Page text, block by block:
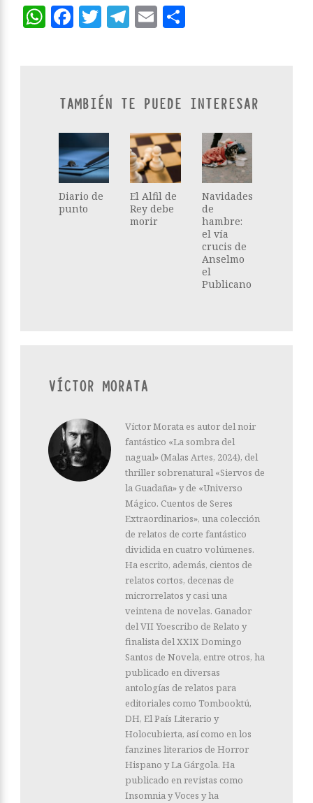
WhatsApp
Facebook
Twitter
Telegram
Email
TAMBIÉN TE PUEDE INTERESAR
Diario de
punto
El Alfil de
Rey debe
morir
Navidades
de
hambre:
el vía
crucis de
Anselmo
el
Publicano
VÍCTOR MORATA
Víctor Morata es autor del noir
fantástico «La sombra del
nagual» (Malas Artes, 2024), del
thriller sobrenatural «Siervos de
la Guadaña» y de «Universo
Mágico. Cuentos de Seres
Extraordinarios», una colección
de relatos de corte fantástico
dividida en cuatro volúmenes.
Ha escrito, además, cientos de
relatos cortos, decenas de
microrrelatos y casi una
veintena de novelas. Ganador
del VII Yoescribo de Relato y
finalista del XXIX Domingo
Santos de Novela, entre otros, ha
publicado en diversas
antologías de relatos para
editoriales como Tombooktú,
DH, El País Literario y
Holocubierta, así como en los
fanzines literarios de Horror
Hispano y La Gárgola. Ha
publicado en revistas como
Insomnia y Voces y ha